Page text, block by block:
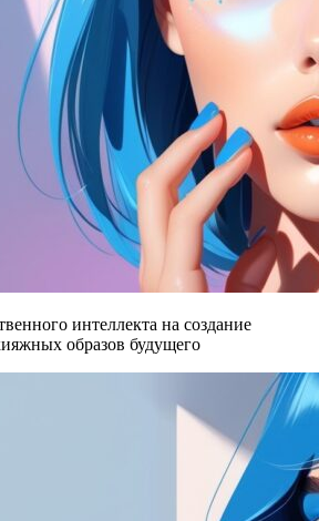
интеллекта на создание
образов будущего